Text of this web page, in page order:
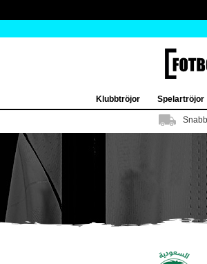
Klubbtröjor Spelartröjor